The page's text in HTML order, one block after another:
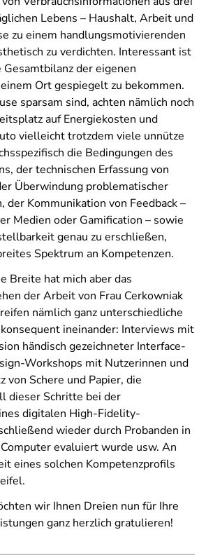
Lebens – Haushalt, Arbeit und
zu einem handlungsmotivierenden
zu verdichten. Interessant ist
der eigenen
Ort gespiegelt zu bekommen.
sparsam sind, achten nämlich noch
auf Energiekosten und
vielleicht trotzdem viele unnütze
die Bedingungen des
der technischen Erfassung von
Überwindung problematischer
der Kommunikation von Feedback –
Medien oder Gamification – sowie
genau zu erschließen,
Spektrum an Kompetenzen.
Breite hat mich aber das
der Arbeit von Frau Cerkowniak
nämlich ganz unterschiedliche
ineinander: Interviews mit
händisch gezeichneter Interface-
Workshops mit Nutzerinnen und
von Schere und Papier, die
dieser Schritte bei der
digitalen High-Fidelity-
wieder durch Probanden in
evaluiert wurde usw. An
eines solchen Kompetenzprofils
wir Ihnen Dreien nun für Ihre
ganz herzlich gratulieren!